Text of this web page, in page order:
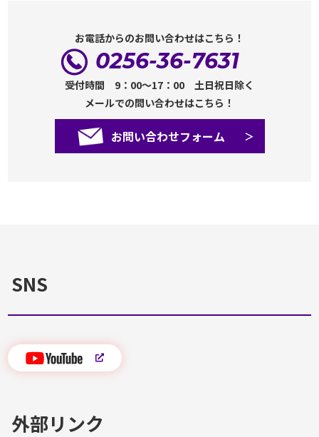
お電話からのお問い合わせはこちら！
0256-36-7631
受付時間 9：00～17：00 土日祝日除く
メールでの問い合わせはこちら！
お問い合わせフォーム
SNS
外部リンク